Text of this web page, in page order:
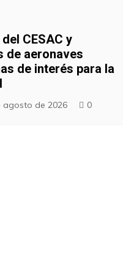
CESAC y
de aeronaves
de interés para la
agosto de 2026 0